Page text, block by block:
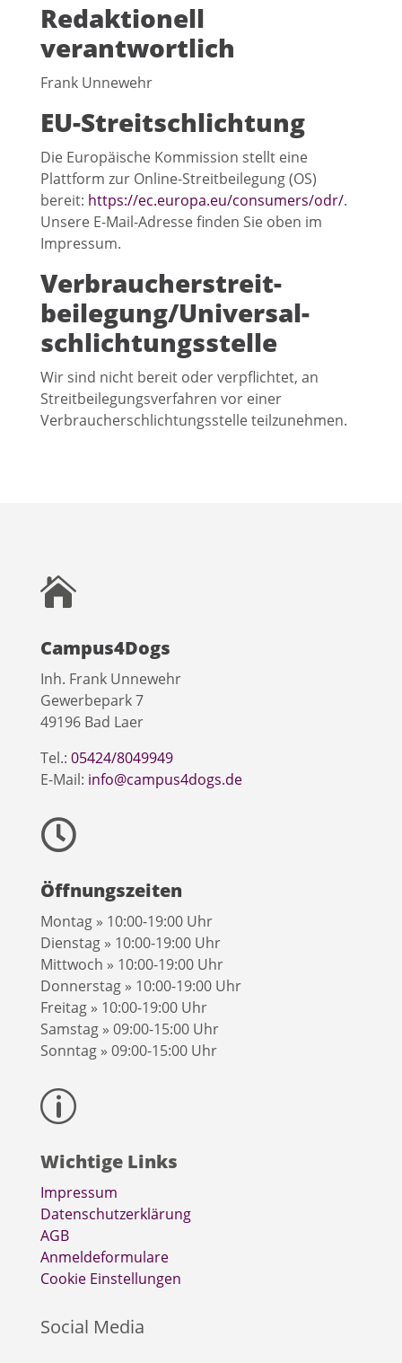
Redaktionell
verantwortlich
Frank Unnewehr
EU-Streitschlichtung
Die Europäische Kommission stellt eine
Plattform zur Online-Streitbeilegung (OS)
bereit: https://ec.europa.eu/consumers/odr/.
Unsere E-Mail-Adresse finden Sie oben im
Impressum.
Verbraucher­streit­
beilegung/Universal­
schlichtungs­stelle
Wir sind nicht bereit oder verpflichtet, an
Streitbeilegungsverfahren vor einer
Verbraucherschlichtungsstelle teilzunehmen.

Campus4Dogs
Inh. Frank Unnewehr
Gewerbepark 7
49196 Bad Laer
Tel.: 05424/8049949
E-Mail: info@campus4dogs.de

Öffnungszeiten
Montag » 10:00-19:00 Uhr
Dienstag » 10:00-19:00 Uhr
Mittwoch » 10:00-19:00 Uhr
Donnerstag » 10:00-19:00 Uhr
Freitag » 10:00-19:00 Uhr
Samstag » 09:00-15:00 Uhr
Sonntag » 09:00-15:00 Uhr
p
Wichtige Links
Impressum
Datenschutzerklärung
AGB
Anmeldeformulare
Cookie Einstellungen
Social Media